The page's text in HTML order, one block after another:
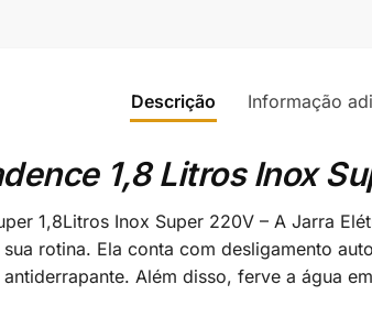
Descrição Informação
1,8 Litros Inox
1,8Litros Inox Super 220V – A Jarra
rotina. Ela conta com desligamento
Além disso, ferve a água